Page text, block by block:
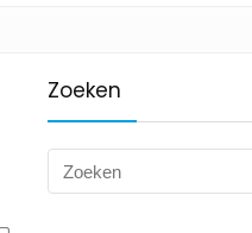
Zoeken